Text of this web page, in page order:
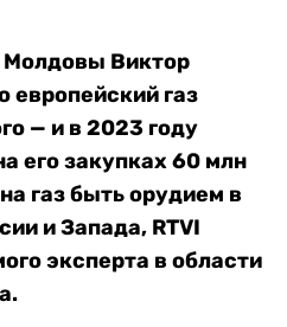
Молдовы Виктор
европейский газ
— и в 2023 году
его закупках 60 млн
газ быть орудием в
и Запада, RTVI
эксперта в области